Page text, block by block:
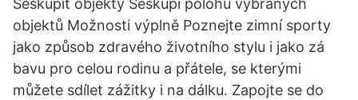
Seskupit objekty Seskupí polohu vybraných
objektů Možnosti výplně Poznejte zimní sporty
jako způsob zdravého životního stylu i jako zá
bavu pro celou rodinu a přátele, se kterými
můžete sdílet zážitky i na dálku. Zapojte se do